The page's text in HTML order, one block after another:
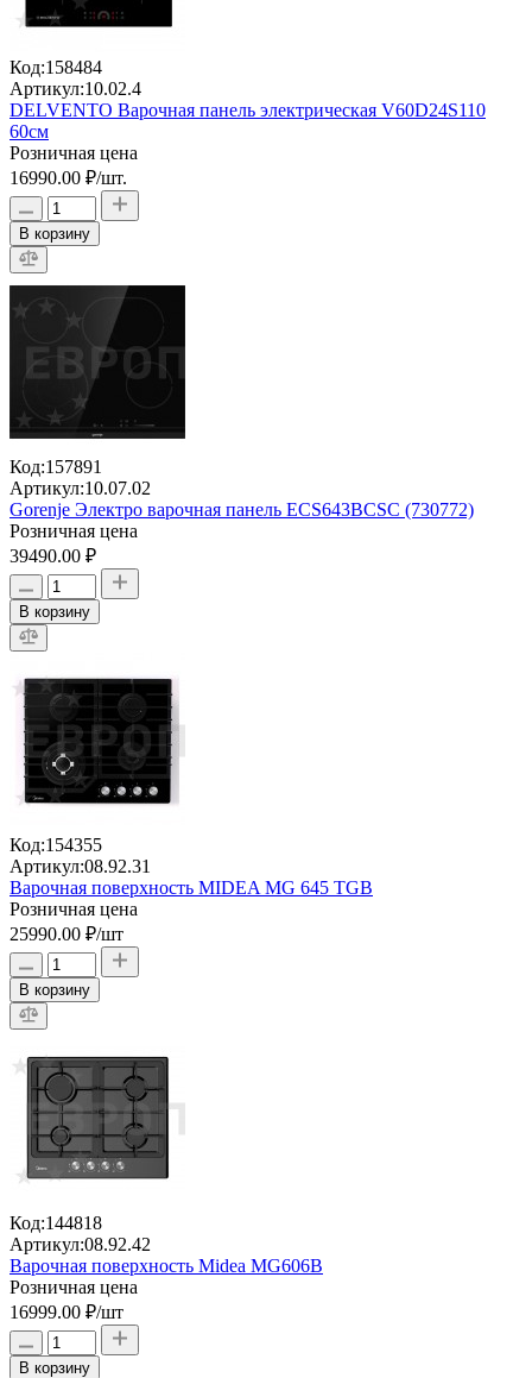
Код:158484
Артикул:10.02.4
DELVENTO Варочная панель электрическая V60D24S110
60см
Розничная цена
16990.00 ₽/шт.
В корзину
Код:157891
Артикул:10.07.02
Gorenje Электро варочная панель ECS643BCSC (730772)
Розничная цена
39490.00 ₽
В корзину
Код:154355
Артикул:08.92.31
Варочная поверхность MIDEA MG 645 TGB
Розничная цена
25990.00 ₽/шт
В корзину
Код:144818
Артикул:08.92.42
Варочная поверхность Midea MG606B
Розничная цена
16999.00 ₽/шт
В корзину